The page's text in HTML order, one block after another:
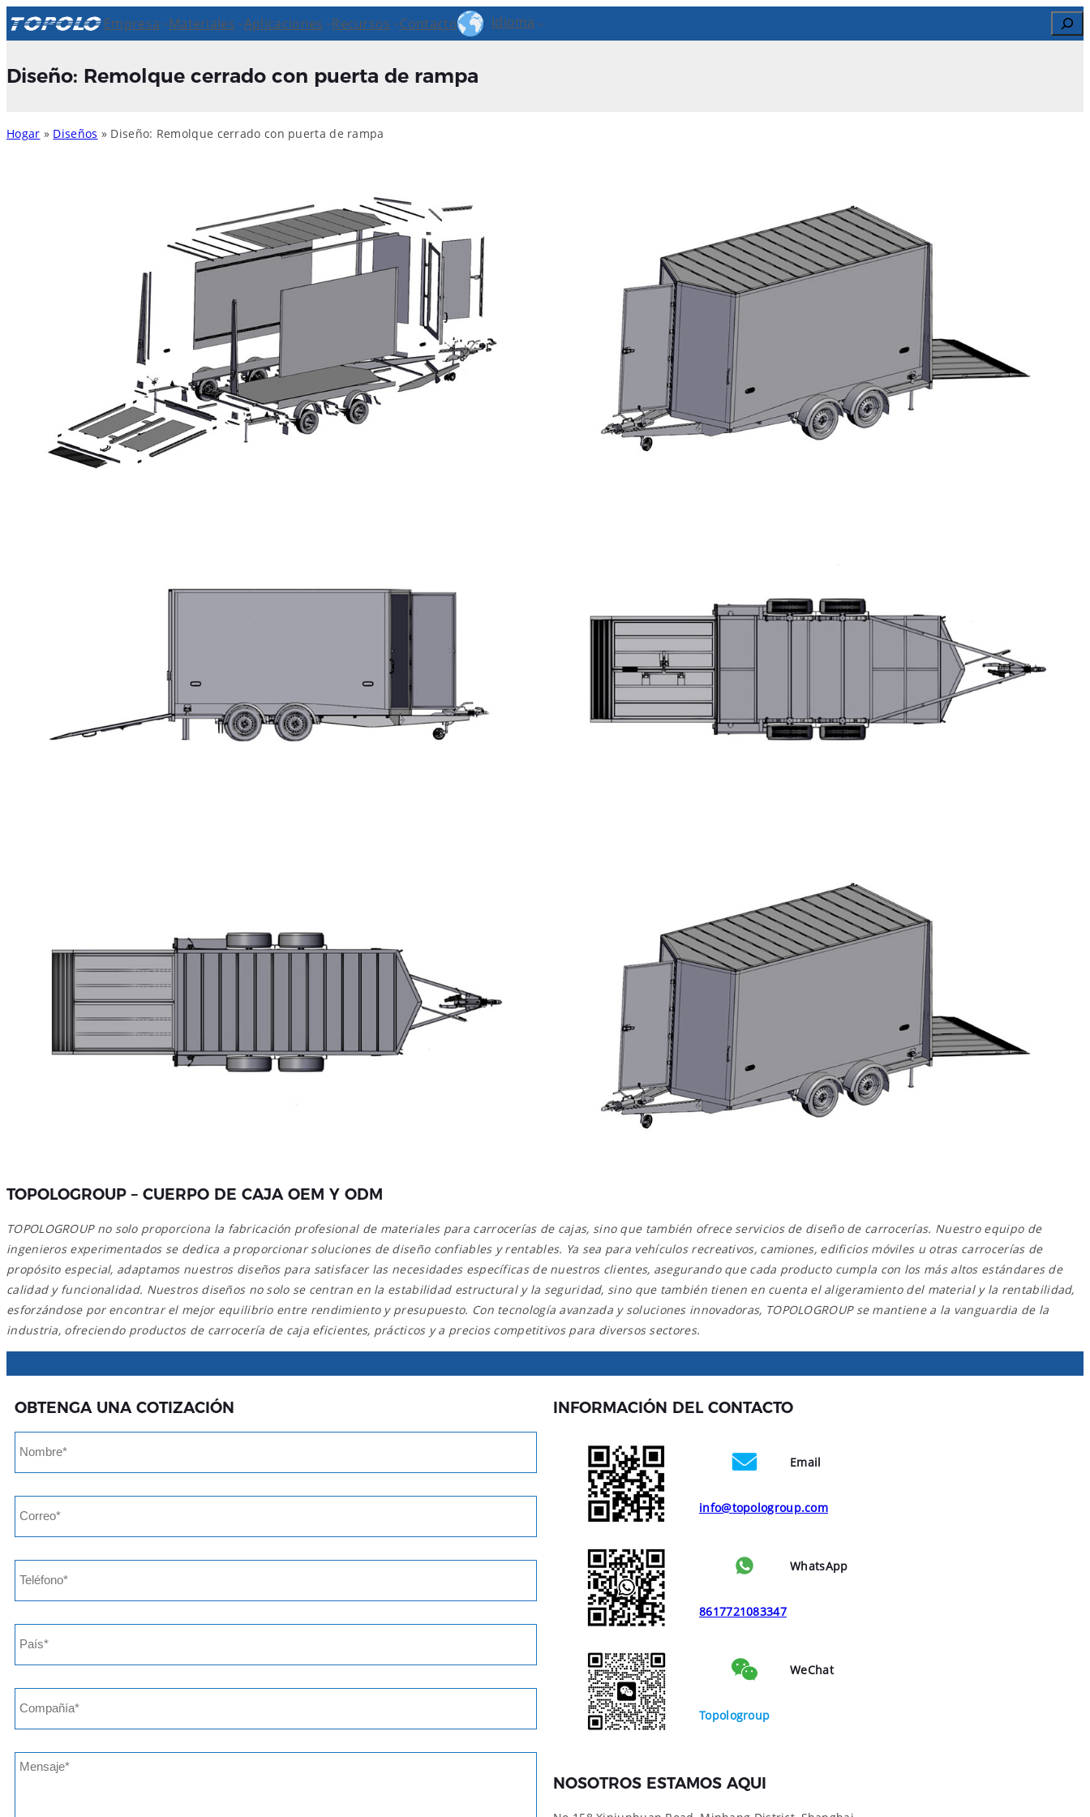
Empresa Materiales Aplicaciones Recursos Contacto Idioma Search
Diseño: Remolque cerrado con puerta de rampa
Hogar » Diseños » Diseño: Remolque cerrado con puerta de rampa
TOPOLOGROUP – CUERPO DE CAJA OEM Y ODM
TOPOLOGROUP no solo proporciona la fabricación profesional de materiales para carrocerías de cajas, sino que también ofrece servicios de diseño de carrocerías. Nuestro equipo de
ingenieros experimentados se dedica a proporcionar soluciones de diseño confiables y rentables. Ya sea para vehículos recreativos, camiones, edificios móviles u otras carrocerías de
propósito especial, adaptamos nuestros diseños para satisfacer las necesidades específicas de nuestros clientes, asegurando que cada producto cumpla con los más altos estándares de
calidad y funcionalidad. Nuestros diseños no solo se centran en la estabilidad estructural y la seguridad, sino que también tienen en cuenta el aligeramiento del material y la rentabilidad,
esforzándose por encontrar el mejor equilibrio entre rendimiento y presupuesto. Con tecnología avanzada y soluciones innovadoras, TOPOLOGROUP se mantiene a la vanguardia de la
industria, ofreciendo productos de carrocería de caja eficientes, prácticos y a precios competitivos para diversos sectores.
OBTENGA UNA COTIZACIÓN INFORMACIÓN DEL CONTACTO
Email
info@topologroup.com
WhatsApp
8617721083347
WeChat
Topologroup
NOSOTROS ESTAMOS AQUI